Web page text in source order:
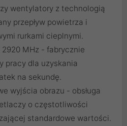
wentylatory z technologią
przepływ powietrza i
rurkami cieplnymi.
MHz - fabrycznie
pracy dla uzyskania
na sekundę.
wyjścia obrazu - obsługa
o częstotliwości
standardowe wartości.